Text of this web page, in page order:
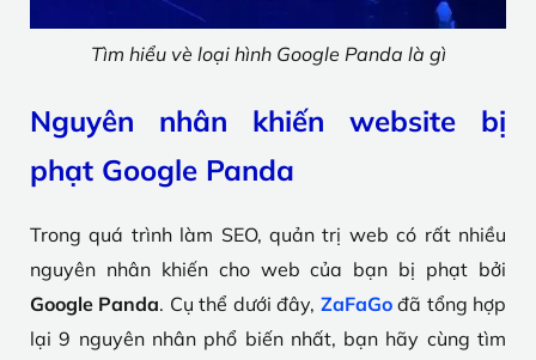
Tìm hiểu vè loại hình Google Panda là gì
Nguyên nhân khiến website bị
phạt Google Panda
Trong quá trình làm SEO, quản trị web có rất nhiều
nguyên nhân khiến cho web của bạn bị phạt bởi
Google Panda. Cụ thể dưới đây, ZaFaGođã tổng hợp
lại 9 nguyên nhân phổ biến nhất, bạn hãy cùng tìm